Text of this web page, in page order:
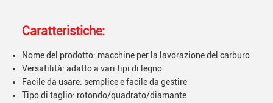
Caratteristiche:
Nome del prodotto: macchine per la lavorazione del carburo
Versatilità: adatto a vari tipi di legno
Facile da usare: semplice e facile da gestire
Tipo di taglio: rotondo/quadrato/diamante